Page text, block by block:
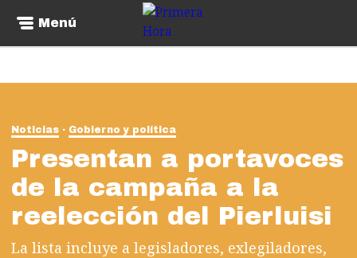
Menú
Noticias Gobierno y política
Presentan a portavoces
de la campaña a la
reelección del Pierluisi
La lista incluye a legisladores, exlegiladores,